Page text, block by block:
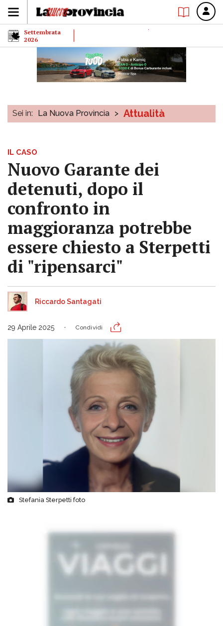
Settembrata
2026
Sei in: La Nuova Provincia > Attualità
IL CASO
Nuovo Garante dei
detenuti, dopo il
confronto in
maggioranza potrebbe
essere chiesto a Sterpetti
di "ripensarci"
Riccardo Santagati
29 Aprile 2025 Condividi
Stefania Sterpetti foto